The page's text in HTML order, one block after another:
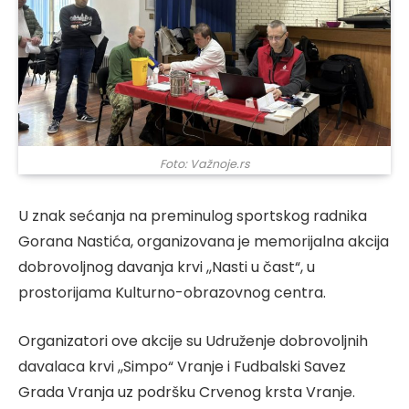
Foto: Važnoje.rs
U znak sećanja na preminulog sportskog radnika
Gorana Nastića, organizovana je memorijalna akcija
dobrovoljnog davanja krvi ,,Nasti u čast“, u
prostorijama Kulturno-obrazovnog centra.
Organizatori ove akcije su Udruženje dobrovoljnih
davalaca krvi ,,Simpo“ Vranje i Fudbalski Savez
Grada Vranja uz podršku Crvenog krsta Vranje.